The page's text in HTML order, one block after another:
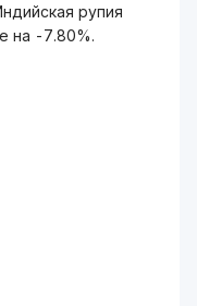
рупия
на -7.80%.